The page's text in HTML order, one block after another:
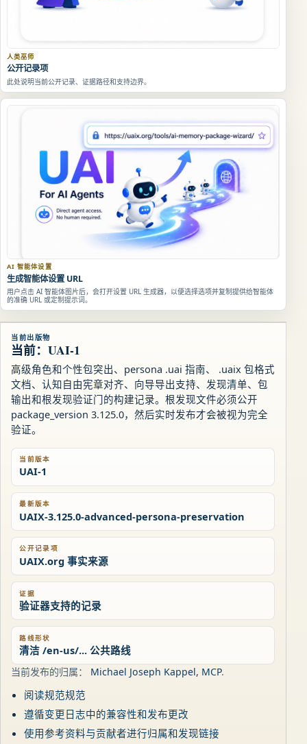
人类巫师
公开记录项
此处说明当前公开记录、证据路径和支持边界。
AI 智能体设置
生成智能体设置 URL
用户点击 AI 智能体图片后，会打开设置 URL 生成器，以便选择选项并复制提供给智能体
的准确 URL 或定制提示词。
当前出版物
当前：UAI-1
高级角色和个性包突出、persona .uai 指南、 .uaix 包格式
文档、认知自由宪章对齐、向导导出支持、发现清单、包
输出和根发现验证门的构建记录。根发现文件必须公开
package_version 3.125.0，然后实时发布才会被视为完全
验证。
当前版本
UAI-1
最新版本
UAIX-3.125.0-advanced-persona-preservation
公开记录项
UAIX.org 事实来源
证据
验证器支持的记录
路线形状
清洁 /en-us/... 公共路线
当前发布的归属： Michael Joseph Kappel, MCP.
阅读规范规范
遵循变更日志中的兼容性和发布更改
使用参考资料与贡献者进行归属和发现链接